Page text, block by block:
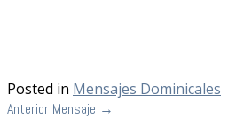
Posted in Mensajes Dominicales
Anterior Mensaje →